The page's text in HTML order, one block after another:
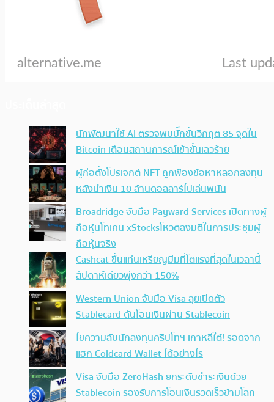
นักพัฒนาใช้ AI ตรวจพบบั๊กขั้นวิกฤต 85 จุดใน
Bitcoin เตือนสถานการณ์เข้าขั้นเลวร้าย
ผู้ก่อตั้งโปรเจกต์ NFT ถูกฟ้องข้อหาหลอกลงทุน
หลังนำเงิน 10 ล้านดอลลาร์ไปเล่นพนัน
Broadridge จับมือ Payward Services เปิดทางผู้
ถือหุ้นโทเคน xStocksโหวตลงมติในการประชุมผู้
ถือหุ้นจริง
Cashcat ขึ้นแท่นเหรียญมีมที่โตแรงที่สุดในเวลานี้
สัปดาห์เดียวพุ่งกว่า 150%
Western Union จับมือ Visa ลุยเปิดตัว
Stablecard ดันโอนเงินผ่าน Stablecoin
ไขความลับนักลงทุนคริปโทฯ เกาหลีใต้! รอดจาก
แฮก Coldcard Wallet ได้อย่างไร
Visa จับมือ ZeroHash ยกระดับชำระเงินด้วย
Stablecoin รองรับการโอนเงินรวดเร็วข้ามโลก